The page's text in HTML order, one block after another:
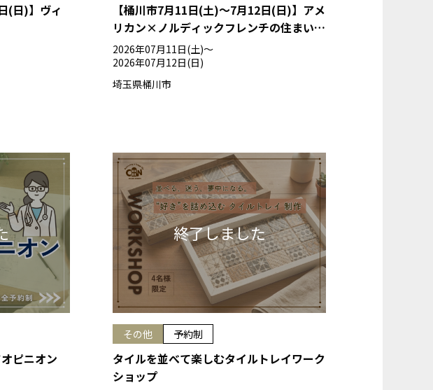
(日)】ヴィ
【桶川市7月11日(土)～7月12日(日)】アメ
リカン×ノルディックフレンチの住まい完
成見学会
2026年07月11日(土)〜
2026年07月12日(日)
埼玉県桶川市
ピニオン
その他 予約制
タイルを並べて楽しむタイルトレイワーク
ショップ